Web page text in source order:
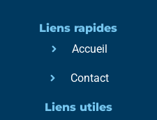
Liens rapides
Accueil
Contact
Liens utiles